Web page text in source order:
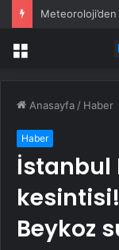
Menü
Anasayfa / Haber
Haber
İstanbul
Beykoz